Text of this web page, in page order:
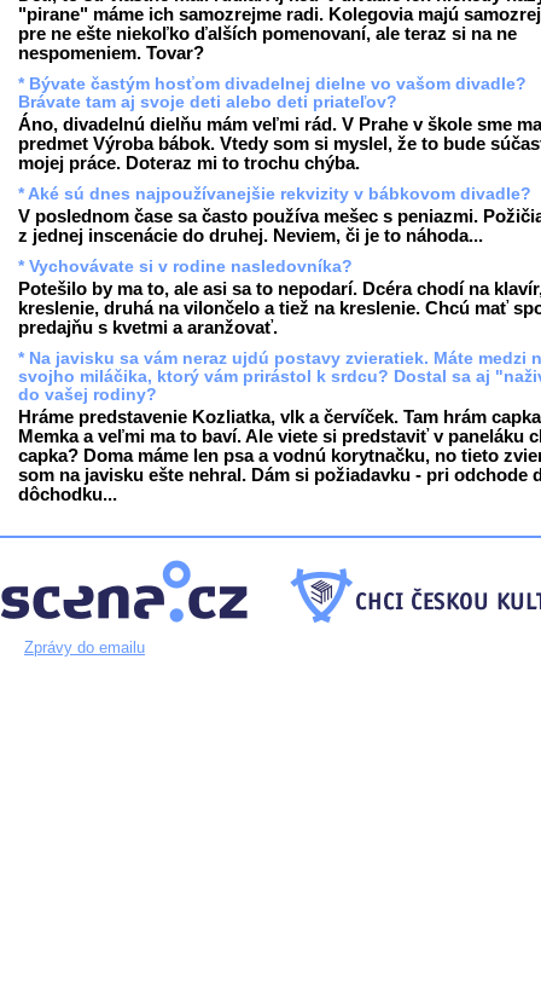
"pirane" máme ich samozrejme radi. Kolegovia majú
pre ne ešte niekoľko ďalších pomenovaní, ale teraz si na ne
nespomeniem. Tovar?
* Bývate častým hosťom divadelnej dielne vo vašom divadle?
Brávate tam aj svoje deti alebo deti priateľov?
Áno, divadelnú dielňu mám veľmi rád. V Prahe v škole sme
predmet Výroba bábok. Vtedy som si myslel, že to bude
mojej práce. Doteraz mi to trochu chýba.
* Aké sú dnes najpoužívanejšie rekvizity v bábkovom divadle?
V poslednom čase sa často používa mešec s peniazmi.
z jednej inscenácie do druhej. Neviem, či je to náhoda...
* Vychovávate si v rodine nasledovníka?
Potešilo by ma to, ale asi sa to nepodarí. Dcéra chodí na
kreslenie, druhá na vilončelo a tiež na kreslenie. Chcú mať
predajňu s kvetmi a aranžovať.
* Na javisku sa vám neraz ujdú postavy zvieratiek. Máte medzi
svojho miláčika, ktorý vám prirástol k srdcu? Dostal sa aj
do vašej rodiny?
Hráme predstavenie Kozliatka, vlk a červíček. Tam hrám capka
Memka a veľmi ma to baví. Ale viete si predstaviť v paneláku
capka? Doma máme len psa a vodnú korytnačku, no tieto
som na javisku ešte nehral. Dám si požiadavku - pri odchode
dôchodku...
Zprávy do emailu